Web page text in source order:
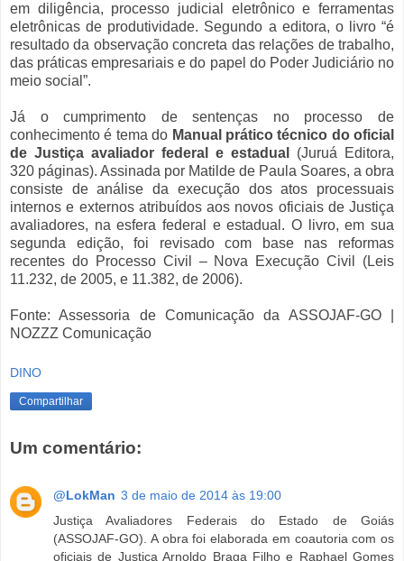
em diligência, processo judicial eletrônico e ferramentas
eletrônicas de produtividade. Segundo a editora, o livro “é
resultado da observação concreta das relações de trabalho,
das práticas empresariais e do papel do Poder Judiciário no
meio social”.
Já o cumprimento de sentenças no processo de
conhecimento é tema do Manual prático técnico do oficial
de Justiça avaliador federal e estadual
(Juruá Editora,
320 páginas). Assinada por Matilde de Paula Soares, a obra
consiste de análise da execução dos atos processuais
internos e externos atribuídos aos novos oficiais de Justiça
avaliadores, na esfera federal e estadual. O livro, em sua
segunda edição, foi revisado com base nas reformas
recentes do Processo Civil – Nova Execução Civil (Leis
11.232, de 2005, e 11.382, de 2006).
Fonte: Assessoria de Comunicação da ASSOJAF-GO |
NOZZZ Comunicação
DINO
Compartilhar
Um comentário:
@LokMan 3 de maio de 2014 às 19:00
Justiça Avaliadores Federais do Estado de Goiás
(ASSOJAF-GO). A obra foi elaborada em coautoria com os
oficiais de Justiça Arnoldo Braga Filho e Raphael Gomes